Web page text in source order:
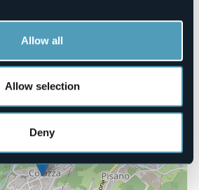
Allow all
Allow selection
Deny
22/calendario#cats105